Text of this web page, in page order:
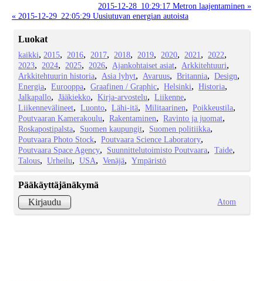
2015-12-28_10:29:17 Metron laajentaminen »
« 2015-12-29_22:05:29 Uusiutuvan energian autoista
Luokat
kaikki 2015 2016 2017 2018 2019 2020 2021
2022
2023
2024 2025 2026 Ajankohtaiset asiat
Arkkitehtuuri
Arkkitehtuurin historia
Asia lyhyt Avaruus Britannia
Design
Energia
Eurooppa Graafinen / Graphic Helsinki
Historia
Jalkapallo
Jääkiekko Kirja-arvostelu
Liikenne
Liikennevälineet
Luonto Lähi-itä Militaarinen
Poikkeustila
Poutvaaran Kamerakoulu
Rakentaminen
Ravinto ja juomat
Roskapostipalsta
Suomen kaupungit
Suomen politiikka
Poutvaara Photo Stock
Poutvaara Science Laboratory
Poutvaara Space Agency
Suunnittelutoimisto Poutvaara
Taide
Talous
Urheilu USA Venäjä Ympäristö
Pääkäyttäjänäkymä
Kirjaudu
Atom